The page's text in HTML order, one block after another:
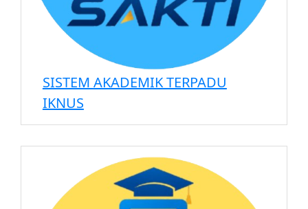
SISTEM AKADEMIK TERPADU
IKNUS